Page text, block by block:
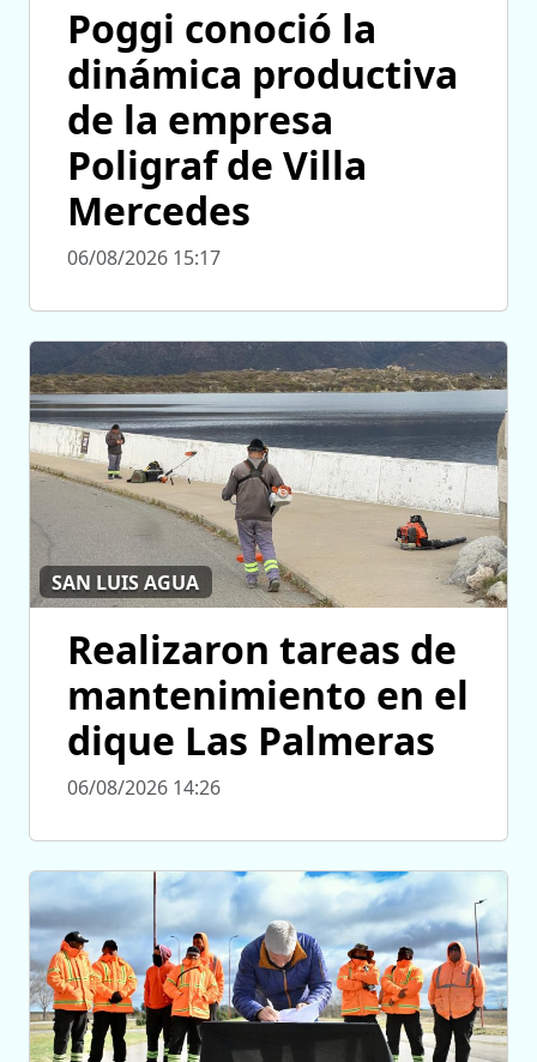
Poggi conoció la
dinámica productiva
de la empresa
Poligraf de Villa
Mercedes
06/08/2026 15:17
SAN LUIS AGUA
Realizaron tareas de
mantenimiento en el
dique Las Palmeras
06/08/2026 14:26